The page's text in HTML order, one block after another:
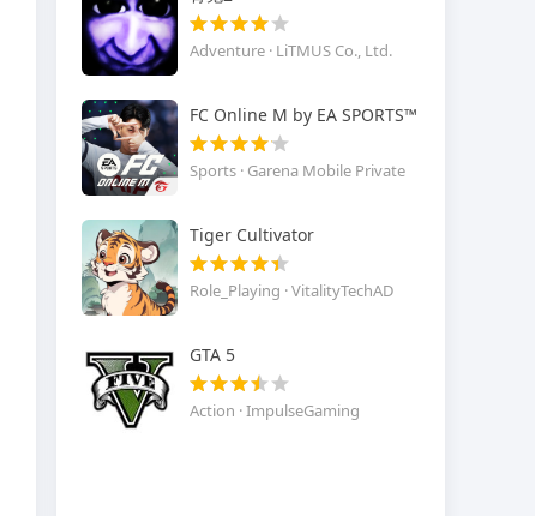
Adventure · LiTMUS Co., Ltd.
FC Online M by EA SPORTS™
Sports · Garena Mobile Private
Tiger Cultivator
Role_Playing · VitalityTechAD
GTA 5
Action · ImpulseGaming